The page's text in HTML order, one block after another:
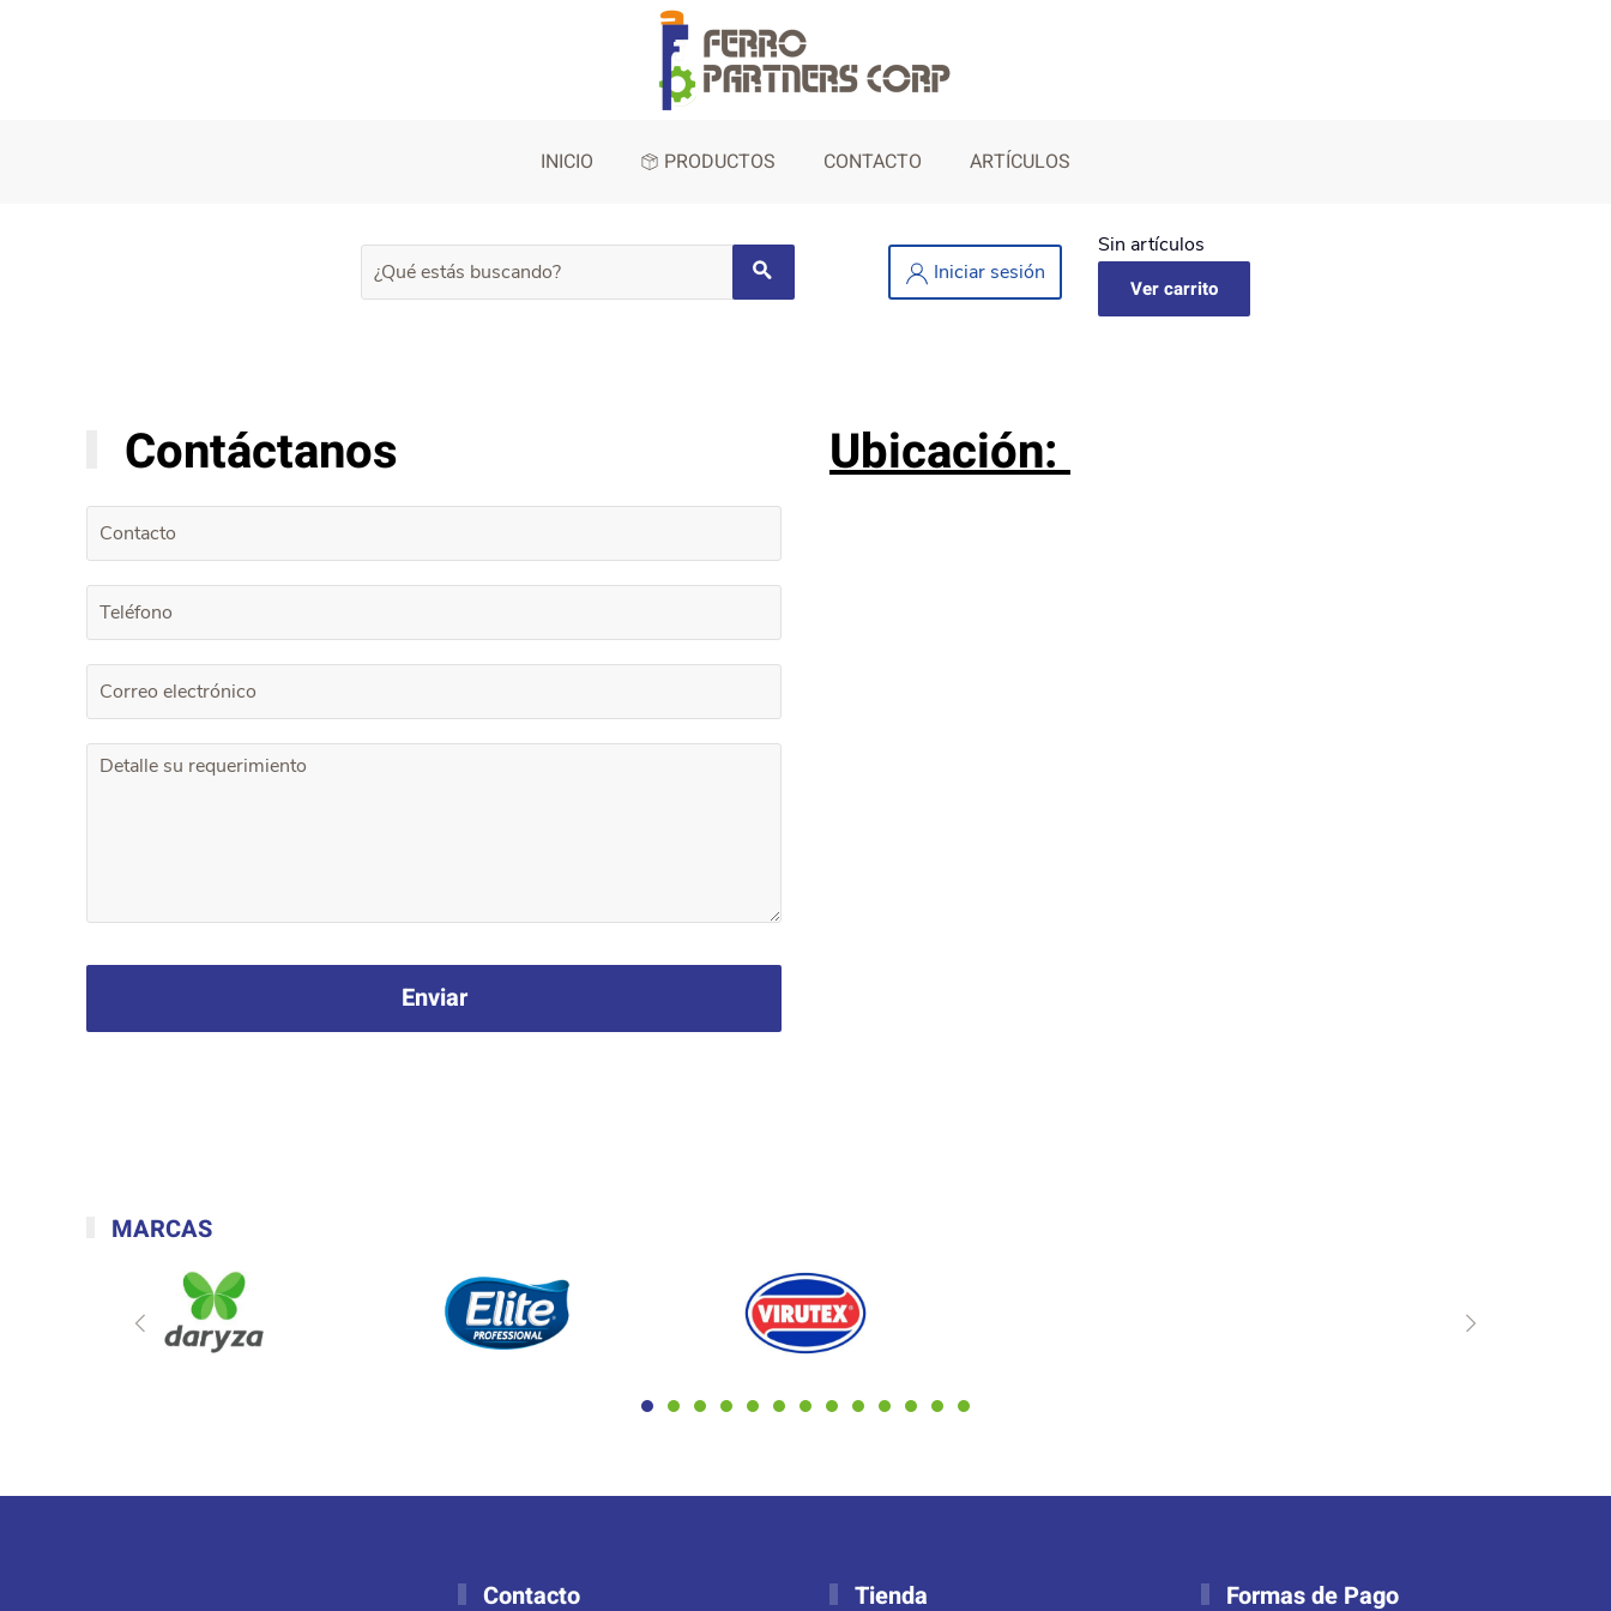
INICIO PRODUCTOS CONTACTO ARTÍCULOS
Iniciar sesión
Sin artículos
Contáctanos
Enviar
Ubicación:
MARCAS
Contacto Tienda Formas de Pago